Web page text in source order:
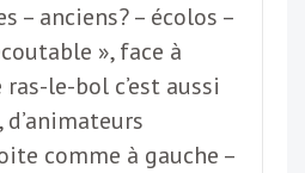
– anciens? – écolos –
», face à
le-bol c’est aussi
comme à gauche –